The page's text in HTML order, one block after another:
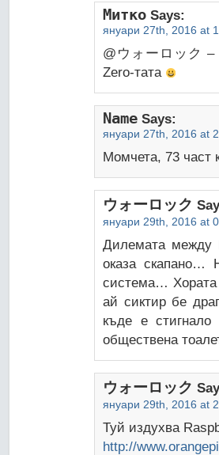
Митко Says:
януари 27th, 2016 at
@ウォーロック –
Zero-тата
Name Says:
януари 27th, 2016 at
Момчета, 73 част
ウォーロック
януари 29th, 2016 at
Дилемата между
оказа скапано…
система…
ай сиктир бе
къде е
обществена
ウォーロック
януари 29th, 2016 at
Туй издухва
http://